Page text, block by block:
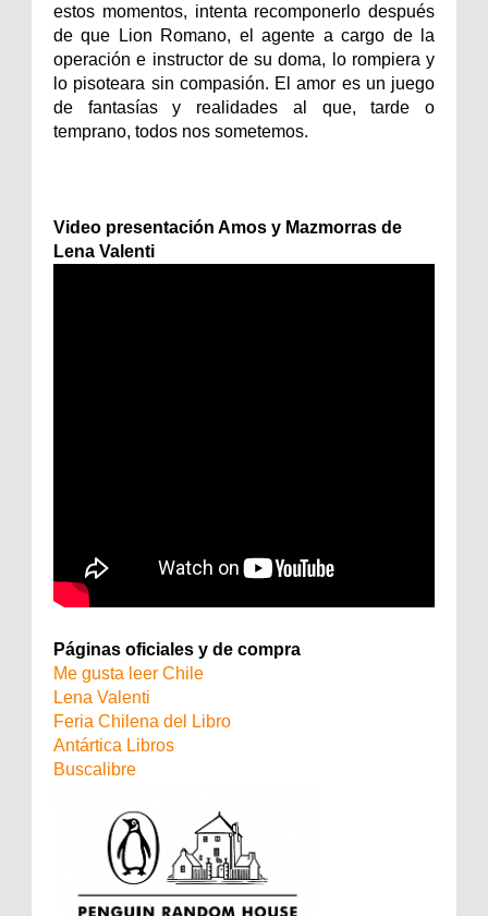
estos momentos, intenta recomponerlo después
de que Lion Romano, el agente a cargo de la
operación e instructor de su doma, lo rompiera y
lo pisoteara sin compasión. El amor es un juego
de fantasías y realidades al que, tarde o
temprano, todos nos sometemos.
Video presentación Amos y Mazmorras de
Lena Valenti
Páginas oficiales y de compra
Me gusta leer Chile
Lena Valenti
Feria Chilena del Libro
Antártica Libros
Buscalibre